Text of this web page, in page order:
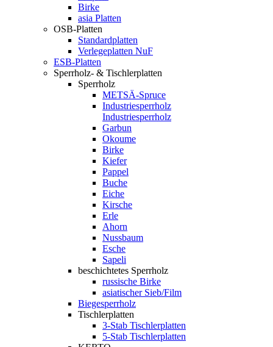
Birke
asia Platten
OSB-Platten
Standardplatten
Verlegeplatten NuF
ESB-Platten
Sperrholz- & Tischlerplatten
Sperrholz
METSÄ-Spruce
Industriesperrholz
Industriesperrholz
Garbun
Okoume
Birke
Kiefer
Pappel
Buche
Eiche
Kirsche
Erle
Ahorn
Nussbaum
Esche
Sapeli
beschichtetes Sperrholz
russische Birke
asiatischer Sieb/Film
Biegesperrholz
Tischlerplatten
3-Stab Tischlerplatten
5-Stab Tischlerplatten